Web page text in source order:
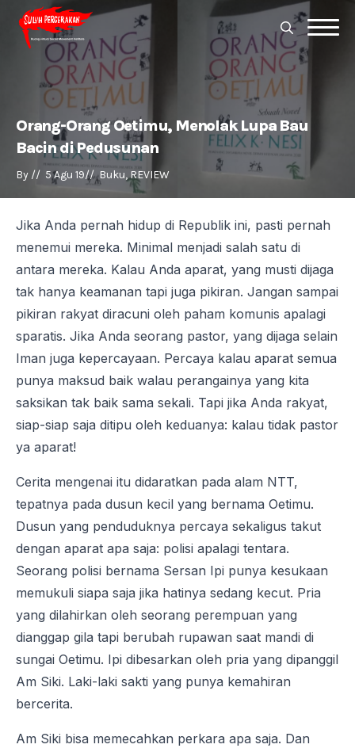
Search
for:
for:
Orang-Orang Oetimu, Menolak Lupa Bau
Bacin di Pedusunan
By // 5 Agu 19// Buku REVIEW
Jika Anda pernah hidup di Republik ini, pasti pernah
menemui mereka. Minimal menjadi salah satu di
antara mereka. Kalau Anda aparat, yang musti dijaga
tak hanya keamanan tapi juga pikiran. Jangan sampai
pikiran rakyat diracuni oleh paham komunis apalagi
sparatis. Jika Anda seorang pastor, yang dijaga selain
Iman juga kepercayaan. Percaya kalau aparat semua
punya maksud baik walau perangainya yang kita
saksikan tak baik sama sekali. Tapi jika Anda rakyat,
siap-siap saja ditipu oleh keduanya: kalau tidak pastor
ya aparat!
Cerita mengenai itu didaratkan pada alam NTT,
tepatnya pada dusun kecil yang bernama Oetimu.
Dusun yang penduduknya percaya sekaligus takut
dengan aparat apa saja: polisi apalagi tentara.
Seorang polisi bernama Sersan Ipi punya kesukaan
memukuli siapa saja jika hatinya sedang kecut. Pria
yang dilahirkan oleh seorang perempuan yang
dianggap gila tapi berubah rupawan saat mandi di
sungai Oetimu. Ipi dibesarkan oleh pria yang dipanggil
Am Siki. Laki-laki sakti yang punya kemahiran
bercerita.
Am Siki bisa memecahkan perkara apa saja. Dan